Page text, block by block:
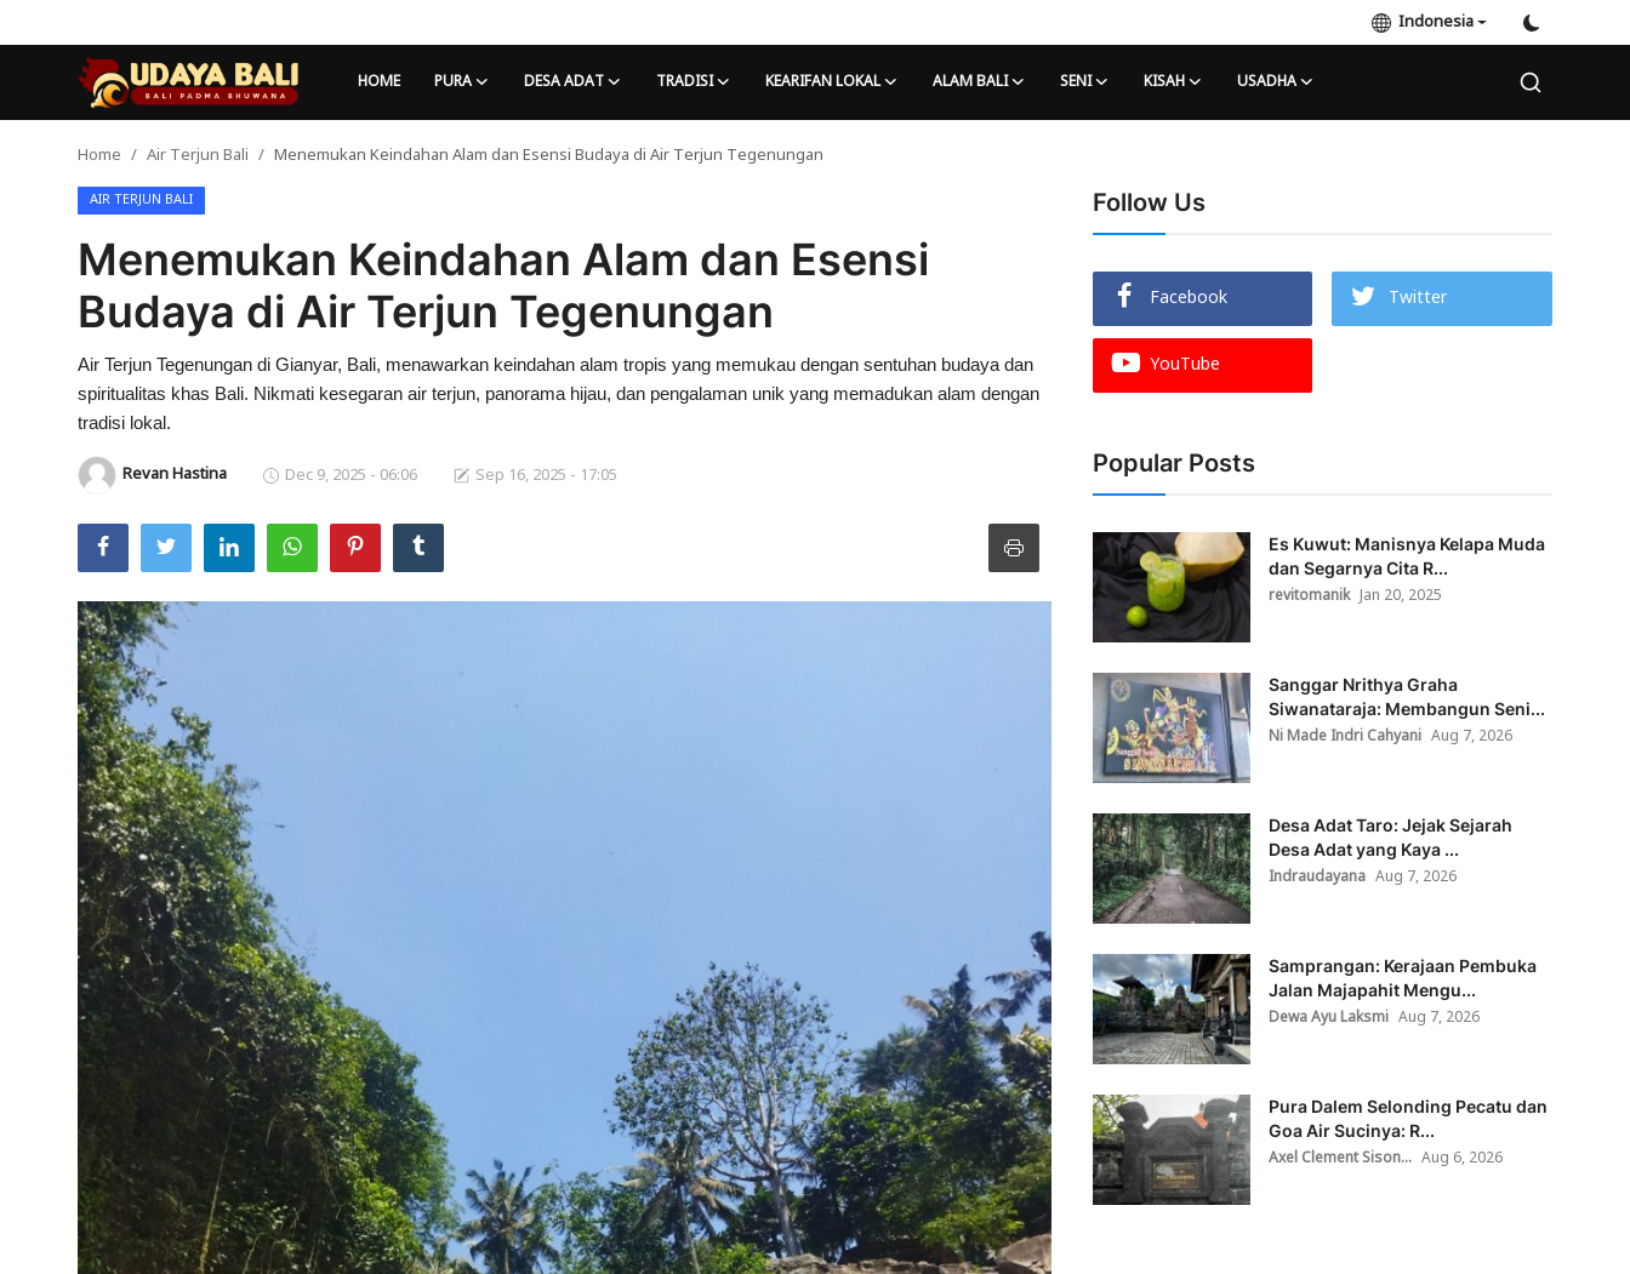
Indonesia
HOME PURA DESA ADAT TRADISI KEARIFAN LOKAL ALAM BALI SENI KISAH USADHA
Desa Adat
Kearifan lokal
Alam Bali
Indonesia
Home Air Terjun Bali Menemukan Keindahan Alam dan Esensi Budaya di Air Terjun Tegenungan
AIR TERJUN BALI
Menemukan Keindahan Alam dan Esensi
Budaya di Air Terjun Tegenungan
Air Terjun Tegenungan di Gianyar, Bali, menawarkan keindahan alam tropis yang memukau dengan sentuhan budaya dan
spiritualitas khas Bali. Nikmati kesegaran air terjun, panorama hijau, dan pengalaman unik yang memadukan alam dengan
tradisi lokal.
Revan Hastina Dec 9, 2025 - 06:06 Sep 16, 2025 - 17:05
Follow Us
Facebook
Twitter
YouTube
Popular Posts
Es Kuwut: Manisnya Kelapa Muda
dan Segarnya Cita R...
revitomanik Jan 20, 2025
Sanggar Nrithya Graha
Siwanataraja: Membangun Seni...
Ni Made Indri Cahyani Aug 7, 2026
Desa Adat Taro: Jejak Sejarah
Desa Adat yang Kaya ...
Indraudayana Aug 7, 2026
Samprangan: Kerajaan Pembuka
Jalan Majapahit Mengu...
Dewa Ayu Laksmi Aug 7, 2026
Pura Dalem Selonding Pecatu dan
Goa Air Sucinya: R...
Axel Clement Sison... Aug 6, 2026